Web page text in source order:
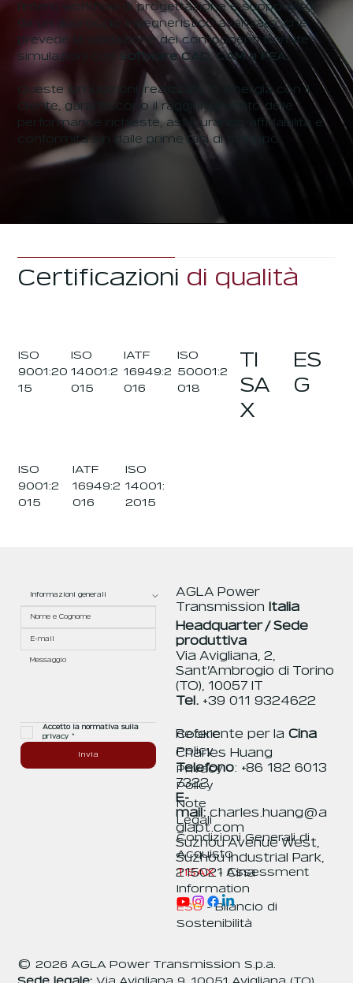
l'intero workflow di progettazione è supportato
da un approccio ingegneristico avanzato, che
prevede la validazione dei componenti tramite
simulazioni con software CAD, CAM e FEA.
Queste simulazioni, realizzate in sinergia con il
cliente, garantiscono il raggiungimento delle
performance richieste, assicurando affidabilità e
conformità sin dalle prime fasi di sviluppo.
Certificazioni di qualità
ES
G
ISO
9001:20
15
ISO
14001:2
015
IATF
16949:2
016
SA
X
ISO
50001:2
018
ISO
9001:2
015
IATF
16949:2
016
ISO
14001:
2015
Accetto la normativa sulla
privacy *
Invia
Cookie
Policy
Privacy
Policy
Note
Legali
Condizioni Generali di
Acquisto
TISAX- Assessment
Information
ESG- Bilancio di
Sostenibilità
AGLA Power
Transmission
Italia
Headquarter / Sede
produttiva
Via Avigliana, 2,
Sant’Ambrogio di Torino
(TO), 10057 IT
Tel. +39 011 9324622
Referente per la Cina
Charles Huang
Telefono: +86 182 6013
7322
E-
mail: charles.huang@a
glapt.com
Suzhou Avenue West,
Suzhou Industrial Park,
215021 Cina
© 2026 AGLA Power Transmission S.p.a.